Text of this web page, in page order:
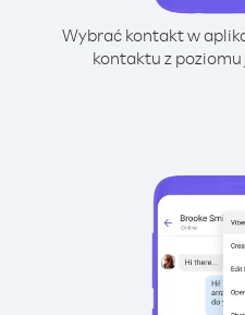
Wybrać kontakt w
kontaktu z